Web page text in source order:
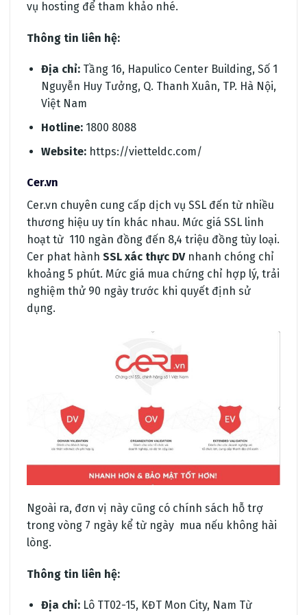
vụ hosting để tham khảo nhé.
Thông tin liên hệ:
Địa chỉ:Tầng 16, Hapulico Center Building, Số 1
Nguyễn Huy Tưởng, Q. Thanh Xuân, TP. Hà Nội,
Việt Nam
Hotline:1800 8088
Website:https://vietteldc.com/
Cer.vn
Cer.vn chuyên cung cấp dịch vụ SSL đến từ nhiều
thương hiệu uy tín khác nhau. Mức giá SSL linh
hoạt từ 110 ngàn đồng đến 8,4 triệu đồng tùy loại.
Cer phat hành SSL xác thực DVnhanh chóng chỉ
khoảng 5 phút. Mức giá mua chứng chỉ hợp lý, trải
nghiệm thử 90 ngày trước khi quyết định sử
dụng.
Ngoài ra, đơn vị này cũng có chính sách hỗ trợ
trong vòng 7 ngày kể từ ngày mua nếu không hài
lòng.
Thông tin liên hệ:
Địa chỉ:Lô TT02-15, KĐT Mon City, Nam Từ